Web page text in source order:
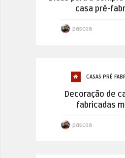
casa pré-
pascoa
CASAS PRÉ
Decoração de
fabricadas
pascoa